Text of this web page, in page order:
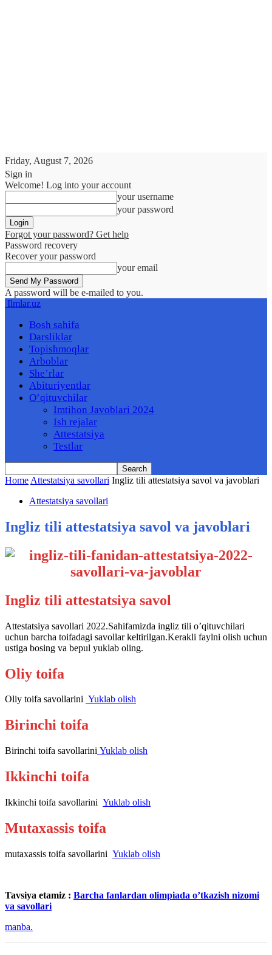
Friday, August 7, 2026
Sign in
Welcome! Log into your account
your username
your password
Forgot your password? Get help
Password recovery
Recover your password
your email
A password will be e-mailed to you.
Ilmlar.uz
Bosh sahifa
Darsliklar
Topishmoqlar
Arboblar
She’rlar
Abituriyentlar
O’qituvchilar
Imtihon Javoblari 2024
Ish rejalar
Attestatsiya
Testlar
Home Attestatsiya savollari Ingliz tili attestatsiya savol va javoblari
Attestatsiya savollari
Ingliz tili attestatsiya savol va javoblari
Ingliz tili attestatsiya savol
Attestatsiya savollari 2022.Sahifamizda ingliz tili o’qituvchilari
uchun barcha toifadagi savollar keltirilgan.Kerakli faylni olish uchun
ustiga bosing va bepul yuklab oling.
Oliy toifa
Oliy toifa savollarini Yuklab olish
Birinchi toifa
Birinchi toifa savollarini Yuklab olish
Ikkinchi toifa
Ikkinchi toifa savollarini Yuklab olish
Mutaxassis toifa
mutaxassis toifa savollarini Yuklab olish
Tavsiya etamiz : Barcha fanlardan olimpiada o’tkazish nizomi
va savollari
manba.